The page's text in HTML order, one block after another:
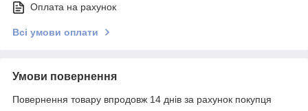
Оплата на рахунок
Всі умови оплати
Умови повернення
Повернення товару впродовж 14 днів за рахунок покупця